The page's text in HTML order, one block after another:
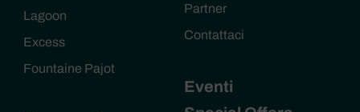
Lagoon
Excess
Fountaine Pajot
Partner
Contattaci
Eventi